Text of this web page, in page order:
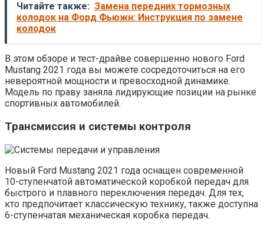
Читайте также: Замена передних тормозных
колодок на Форд Фьюжн: Инструкция по замене
колодок
В этом обзоре и тест-драйве совершенно нового Ford
Mustang 2021 года вы можете сосредоточиться на его
невероятной мощности и превосходной динамике.
Модель по праву заняла лидирующие позиции на рынке
спортивных автомобилей.
Трансмиссия и системы контроля
Новый Ford Mustang 2021 года оснащен современной
10-ступенчатой ​​автоматической коробкой передач для
быстрого и плавного переключения передач. Для тех,
кто предпочитает классическую технику, также доступна
6-ступенчатая механическая коробка передач.